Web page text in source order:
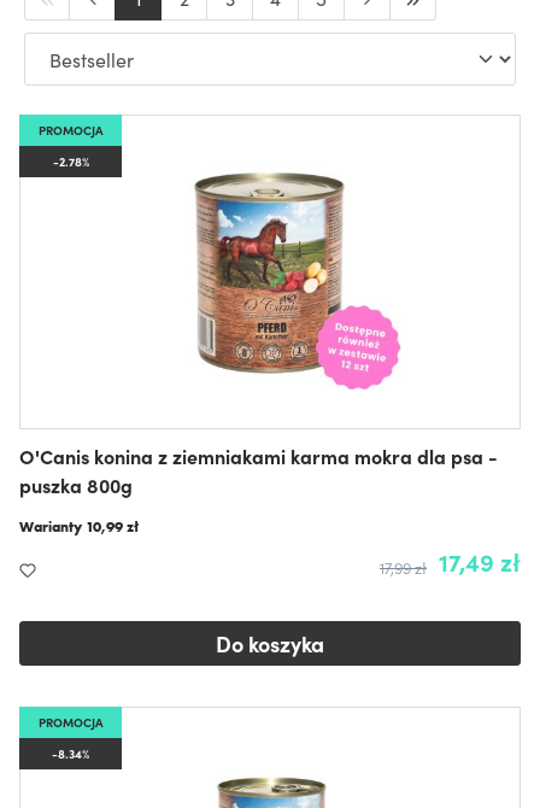
PROMOCJA
-2.78%
O'Canis konina z ziemniakami karma mokra dla psa -
puszka 800g
Warianty 10,99 zł
17,49 zł
17,99 zł
Do koszyka
PROMOCJA
-8.34%